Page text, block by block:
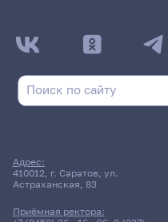
Адрес:
410012, г. Саратов, ул.
Астраханская, 83
Приёмная ректора: